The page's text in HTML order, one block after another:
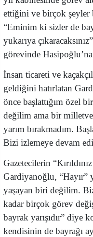
ettiğini ve birçok şeyler
“Eminim ki sizler de
yukarıya
görevinde
İnsan ticareti ve
geldiğini hatırlatan
önce başlattığım özel
değilim ama bir
yarım bırakmadım.
Bizi izlemeye devam
Gazetecilerin
Gardiyanoğlu, “Hayır”
yaşayan biri değilim.
kadar birçok görev
bayrak yarışıdır” diye
kendisinin de bayrağı